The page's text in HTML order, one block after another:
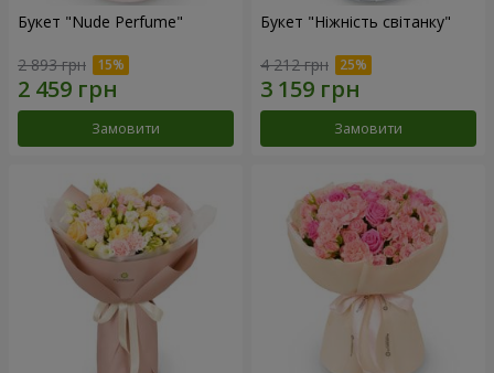
Букет "Nude Perfume"
2 893 грн
Замовити
Букет "Ніжність світанку"
4 212 грн
Замовити